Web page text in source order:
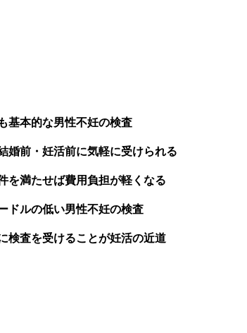
基本的な男性不妊の検査
婚前・妊活前に気軽に受けられる
を満たせば費用負担が軽くなる
ドルの低い男性不妊の検査
検査を受けることが妊活の近道